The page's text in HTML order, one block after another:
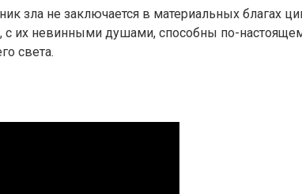
зла не заключается в материальных
их невинными душами, способны по-
света.